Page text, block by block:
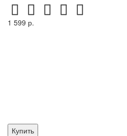
1 599 р.
Купить